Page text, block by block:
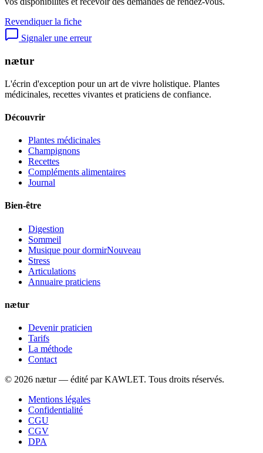
Revendiquer la fiche
Signaler une erreur
nætur
L'écrin d'exception pour un art de vivre holistique. Plantes
médicinales, recettes vivantes et praticiens de confiance.
Découvrir
Plantes médicinales
Champignons
Recettes
Compléments alimentaires
Journal
Bien-être
Digestion
Sommeil
Musique pour dormirNouveau
Stress
Articulations
Annuaire praticiens
nætur
Devenir praticien
Tarifs
La méthode
Contact
© 2026 nætur — édité par KAWLET. Tous droits réservés.
Mentions légales
Confidentialité
CGU
CGV
DPA